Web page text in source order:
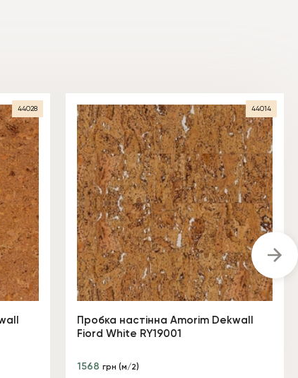
44028 44014
Пробка настінна Amorim Dekwall
Fiord White RY19001
1568 грн (м/2)